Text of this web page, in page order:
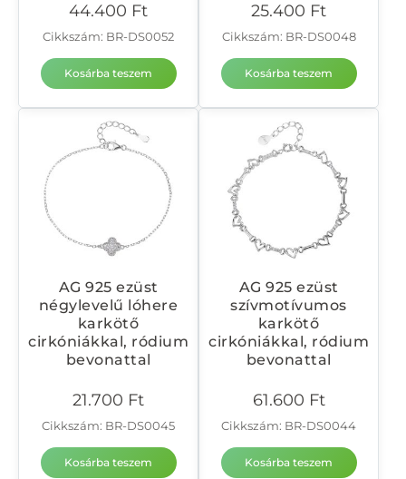
44.400 Ft
Cikkszám: BR-DS0052
Kosárba teszem
25.400 Ft
Cikkszám: BR-DS0048
Kosárba teszem
AG 925 ezüst
négylevelű lóhere
karkötő
cirkóniákkal, ródium
bevonattal
21.700 Ft
Cikkszám: BR-DS0045
Kosárba teszem
AG 925 ezüst
szívmotívumos
karkötő
cirkóniákkal, ródium
bevonattal
61.600 Ft
Cikkszám: BR-DS0044
Kosárba teszem